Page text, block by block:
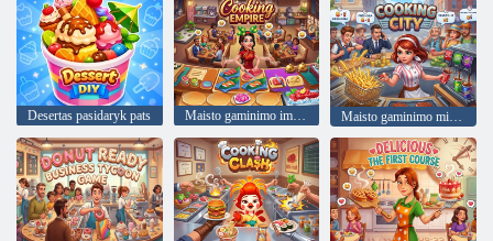
Desertas pasidaryk pats Maisto gaminimo imperija Maisto gaminimo miestas